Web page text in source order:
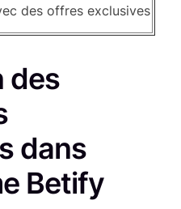
des offres exclusives
des
dans
Betify